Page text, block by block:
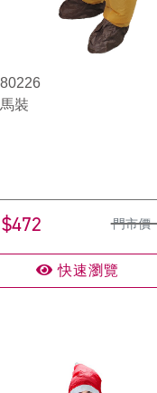
裝
$472 門市價
快速瀏覽